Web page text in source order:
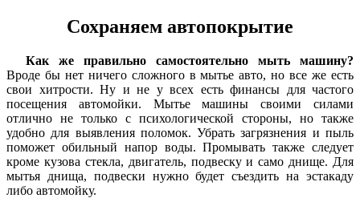
Сохраняем автопокрытие
Как же правильно самостоятельно мыть машину?
Вроде бы нет ничего сложного в мытье авто, но все же есть
свои хитрости. Ну и не у всех есть финансы для частого
посещения автомойки. Мытье машины своими силами
отлично не только с психологической стороны, но также
удобно для выявления поломок. Убрать загрязнения и пыль
поможет обильный напор воды. Промывать также следует
кроме кузова стекла, двигатель, подвеску и само днище. Для
мытья днища, подвески нужно будет съездить на эстакаду
либо автомойку.